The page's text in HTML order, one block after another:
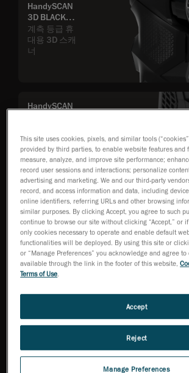
HandySCAN
3D BLACK
Series
계측 등급 휴
대용 3D 스캐
너
HandySCAN
최적화된 계측 등
급 3D 스캐너
HandySCAN 3D |
PRO 시리즈
신뢰성과 성능을
갖춘 전문가용
3D 스캐너
ISO 인증 정확도를
바탕으로 한 총체적
This site uses cookies, pixels, and similar tools
provided by third parties, to enable website features and
measure, analyze, and improve site performance;
record user sessions and interactions; personalize
advertising and marketing. We and our third-party
record, and access information and data, including
online identifiers, referring URLs and other browsing
similar purposes. By clicking Accept, you agree to such
continue to browse our site without clicking “Accept,” or
only cookies necessary to operate and enable default
functionalities will be deployed. By using this site or
or “Manage Preferences” you acknowledge and agree to
available through the link in the footer of this website,
Terms of Use.
Manage Preferences
Reject
Accept